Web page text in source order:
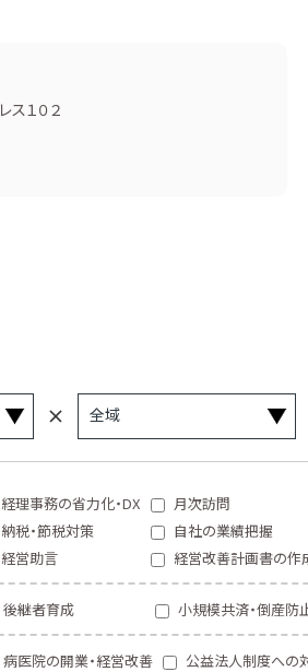
１０２
経理事務の省力化・DX
月次訪問
納税・節税対策
自社の業績把握
経営助言 経営改善計画書の作
後継者育成 小規模共済・倒産防
病医院の開業・経営改善 公益法人制度への